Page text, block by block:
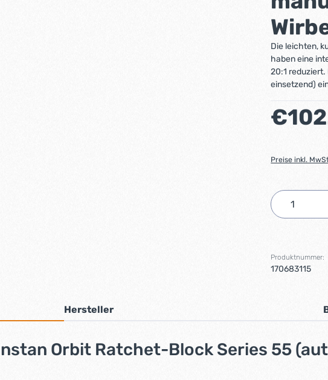
Die leichten,
haben eine
20:1
einsetzend)
Regulärer Preis:
Preise inkl.
Produkt
Produktnummer:
170683115
Hersteller
Orbit Ratchet-Block Series 55